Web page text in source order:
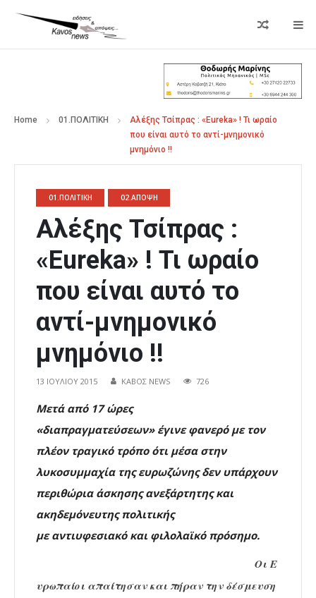
Home 01.ΠΟΛΙΤΙΚΗ
Αλέξης Τσίπρας : «Eureka» ! Τι ωραίο
που είναι αυτό το αντί-μνημονικό
μνημόνιο !!
01.ΠΟΛΙΤΙΚΗ 02.ΑΠΟΨΗ
Αλέξης Τσίπρας :
«Eureka» ! Τι ωραίο
που είναι αυτό το
αντί-μνημονικό
μνημόνιο !!
13 ΙΟΥΛΊΟΥ 2015 ΚΑΒΟΣ NEWS 726
Μετά από 17 ώρες
«διαπραγματεύσεων» έγινε φανερό με τον
πλέον τραγικό τρόπο ότι μέσα στην
λυκοσυμμαχία της ευρωζώνης δεν υπάρχουν
περιθώρια άσκησης ανεξάρτητης και
ακηδεμόνευτης πολιτικής
με αντιυφεσιακό και φιλολαϊκό πρόσημο.
Οι Ε
υρωπαίοι απαίτησαν και πήραν την δέσμευση